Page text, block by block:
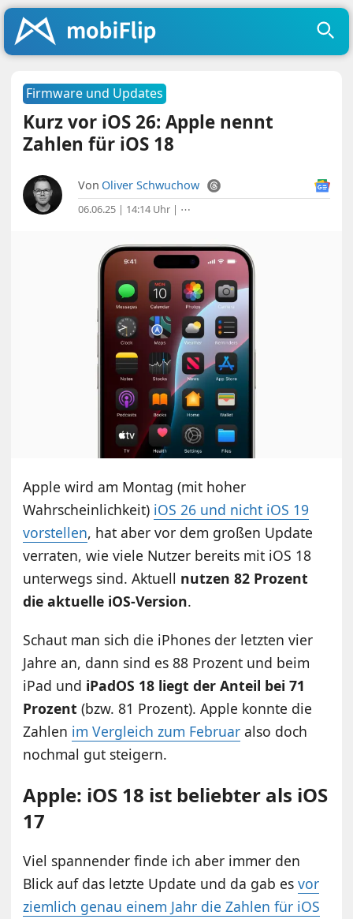
Firmware und Updates
Kurz vor iOS 26: Apple nennt
Zahlen für iOS 18
Von Oliver Schwuchow
06.06.25 | 14:14 Uhr | ⋯
Apple wird am Montag (mit hoher
Wahrscheinlichkeit) iOS 26 und nicht iOS 19
vorstellen, hat aber vor dem großen Update
verraten, wie viele Nutzer bereits mit iOS 18
unterwegs sind. Aktuell nutzen 82 Prozent
die aktuelle iOS-Version.
Schaut man sich die iPhones der letzten vier
Jahre an, dann sind es 88 Prozent und beim
iPad und iPadOS 18 liegt der Anteil bei 71
Prozent (bzw. 81 Prozent). Apple konnte die
Zahlen im Vergleich zum Februar also doch
nochmal gut steigern.
Apple: iOS 18 ist beliebter als iOS
17
Viel spannender finde ich aber immer den
Blick auf das letzte Update und da gab esvor
ziemlich genau einem Jahr die Zahlen für iOS